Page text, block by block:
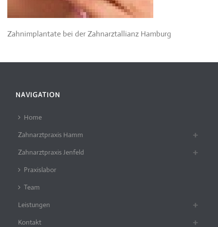
Zahnimplantate bei der Zahnarztallianz Hamburg
NAVIGATION
Home
Zahnarztpraxis Hamm
Zahnarztpraxis Jenfeld
Praxislabor
Team
Leistungen
Kontakt